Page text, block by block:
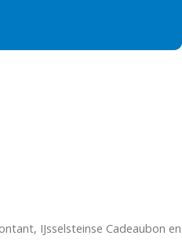
IJsselsteinse Cadeaubon en